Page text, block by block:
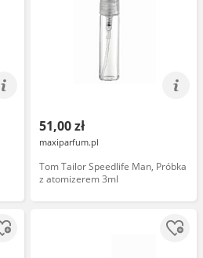
51,00 zł
maxiparfum.pl
Tom Tailor Speedlife Man, Próbka
z atomizerem 3ml